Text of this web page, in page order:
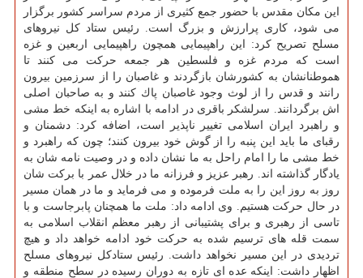
این مكان مقدس با حضور جمع كثیری از مردم سراسر كشور برگزار
می شود، كاری پرارزش و بزرگ است. رئیس ستاد كل نیروهای
مسلح تصریح كرد: این راهپیمایی همچون راهپیمایی اربعین و غزه
است كه مردم غزه و فلسطین هر جمعه حركت می كنند تا
هموطنانشان به كشورشان بازگردند و غاصبان را از سرزمین بیرون
رانند و قدس را از لوث وجود غاصبان پاك كنند و به صاحبان اصلی
اش برگردانند. سرلشكر باقری در ادامه با اشاره به اینكه خط مشی
و راهبرد ایران اسلامی تغییر ناپذیر است، اضافه كرد: دشمنان و
رقبای ما باید این پنبه را از گوش خود بیرون كنند؛ چون كه راهبرد و
خط مشی ما را امام راحل به ما نشان داده و در وصیت نامه شان به
یادگار گذاشته اند. رهبر عزیز و فرزانه ما در خلال عمر با بركت شان
روز به روز این را به ملت فرموده و می فرماید و ما در همان مسیر
در حال حركت هستیم. وی ادامه داد: ملت ما همچنان پابرجاست و با
تاسی از رهبری و برای پشتیبانی از رهبر معظم انقلاب اسلامی به
سمت قله های ترسیم شده به حركت خود ادامه خواهد داد و هیچ
تردیدی در این مسیر نخواهد داشت. رئیس ستادكل نیروهای مسلح
اظهار داشت: اینكه عده ای تازه به دوران رسیده در سطح منطقه و